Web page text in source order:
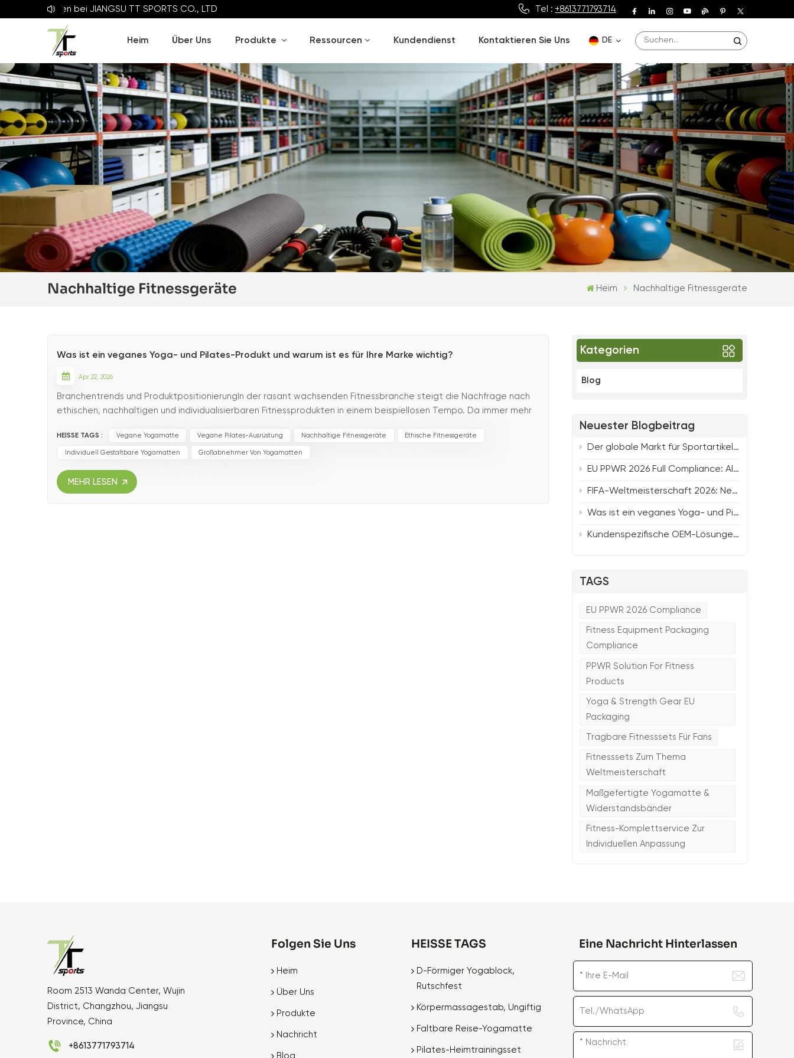
bei JIANGSU TT SPORTS CO., LTD Tel : +8613771793714
Heim Über Uns Produkte Ressourcen Kundendienst Kontaktieren Sie Uns DE
English
Deutsch
Español
Français
Português
Nachhaltige Fitnessgeräte Heim Nachhaltige Fitnessgeräte
Kategorien
Blog
Neuester Blogbeitrag
Der globale Markt für Sportartikel nähert sich 600 Milliarden Dollar: Wichtige Trends prägen die Zukunft der Fitness
EU PPWR 2026 Full Compliance: All-Round Solution for Yoga, Pilates & Strength Fitness Products
FIFA-Weltmeisterschaft 2026: Neue Beschaffungstrends und gefragte Produktlinien für Fitness-Einkäufer von TTSPORTS
Was ist ein veganes Yoga- und Pilates-Produkt und warum ist es für Ihre Marke wichtig?
Kundenspezifische OEM-Lösungen für B2B-Großhändler: TTSPORTS Smart Portable Yoga Mat 2026
TAGS
EU PPWR 2026 Compliance
Fitness Equipment Packaging
Compliance
PPWR Solution For Fitness
Products
Yoga & Strength Gear EU
Packaging
Tragbare Fitnesssets Für Fans
Fitnesssets Zum Thema
Weltmeisterschaft
Maßgefertigte Yogamatte &
Widerstandsbänder
Fitness-Komplettservice Zur
Individuellen Anpassung
Was ist ein veganes Yoga- und Pilates-Produkt und warum ist es für Ihre Marke wichtig?
Apr 22, 2026
Branchentrends und ProduktpositionierungIn der rasant wachsenden Fitnessbranche steigt die Nachfrage nach
ethischen, nachhaltigen und individualisierbaren Fitnessprodukten in einem beispiellosen Tempo. Da immer mehr
HEISSE TAGS : Vegane Yogamatte Vegane Pilates-Ausrüstung Nachhaltige Fitnessgeräte Ethische Fitnessgeräte
Individuell Gestaltbare Yogamatten Großabnehmer Von Yogamatten
MEHR LESEN
Room 2513 Wanda Center, Wujin
District, Changzhou, Jiangsu
Province, China
+8613771793714
Folgen Sie Uns
Heim
Über Uns
Produkte
Nachricht
Blog
HEISSE TAGS
D-Förmiger Yogablock,
Rutschfest
Körpermassagestab, Ungiftig
Faltbare Reise-Yogamatte
Pilates-Heimtrainingsset
Eine Nachricht Hinterlassen